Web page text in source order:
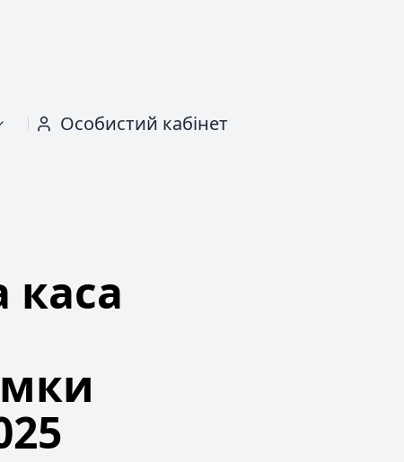
Особистий кабінет
каса